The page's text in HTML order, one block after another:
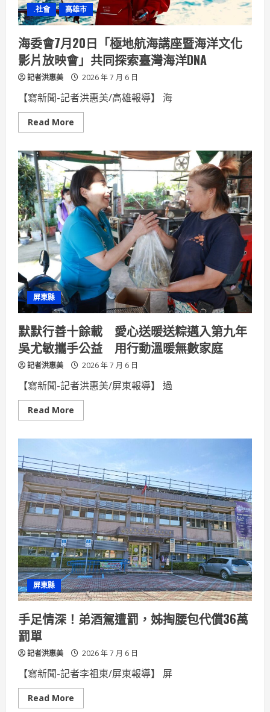
週
.社會 高雄市
海委會7月20日「極地航海講座暨海洋文化
影片放映會」共同探索臺灣海洋DNA
記者洪惠美 2026 年 7 月 6 日
【寫新聞-記者洪惠美/高雄報導】 海
Read More
more
委
會
7
月
20
日
「極
地
航
座
暨
海
洋
文
化
影
片
放
映
會」
共
同
探
索
灣
海
洋
屏東縣
默默行善十餘載 愛心送暖送粽邁入第九年
吳尤敏攜手公益 用行動溫暖無數家庭
記者洪惠美 2026 年 7 月 6 日
【寫新聞-記者洪惠美/屏東報導】 過
Read More
more
行
十
餘
載
愛
心
送
暖
送
粽
邁
入
第
九
年
吳
尤
敏
攜
手
公
行
溫
暖
無
屏東縣
手足情深！弟酒駕遭罰，姊掏腰包代償36萬
罰單
記者洪惠美 2026 年 7 月 6 日
【寫新聞-記者李祖東/屏東報導】 屏
Read More
more